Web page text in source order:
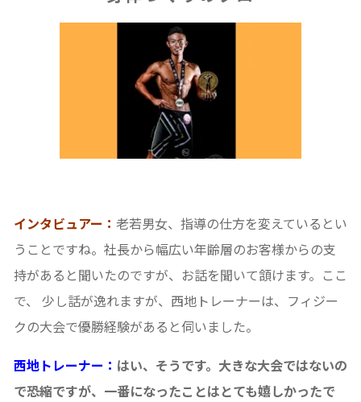
インタビュアー： 老若男女、指導の仕方を変えているとい
うことですね。社長から幅広い年齢層のお客様からの支
持があると聞いたのですが、お話を聞いて頷けます。ここ
で、 少し話が逸れますが、西地トレーナーは、フィジー
クの大会で優勝経験があると伺いました。
西地トレーナー： はい、そうです。大きな大会ではないの
で恐縮ですが、一番になったことはとても嬉しかったで